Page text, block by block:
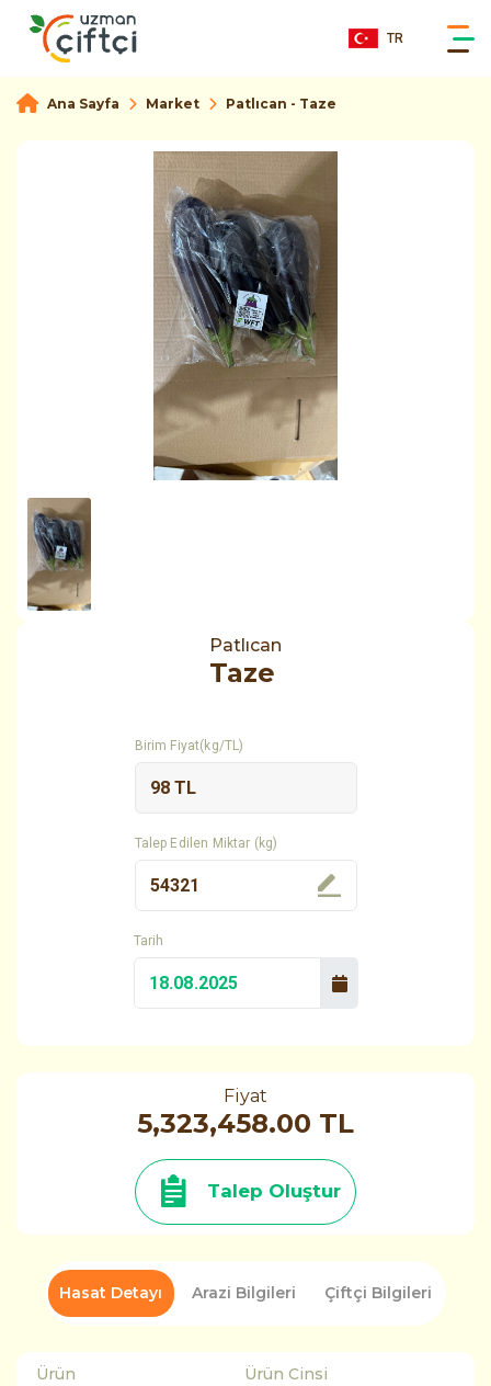
TR
Ana Sayfa Market Patlıcan - Taze
Patlıcan
Taze
Birim Fiyat(kg/TL)
Talep Edilen Miktar (kg)
Tarih
Fiyat
5,323,458.00 TL
Talep Oluştur
Hasat Detayı Arazi Bilgileri Çiftçi Bilgileri
Ürün Ürün Cinsi